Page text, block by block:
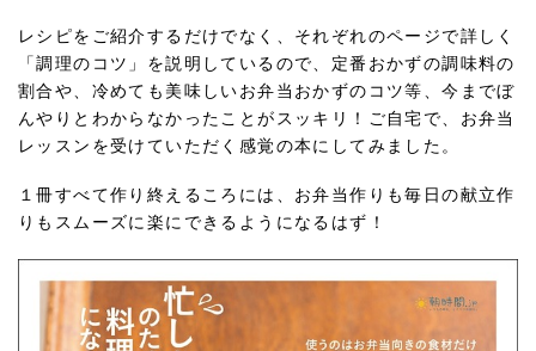
レシピをご紹介するだけでなく、それぞれのページで詳しく
「調理のコツ」を説明しているので、定番おかずの調味料の
割合や、冷めても美味しいお弁当おかずのコツ等、今までぼ
んやりとわからなかったことがスッキリ！ご自宅で、お弁当
レッスンを受けていただく感覚の本にしてみました。
１冊すべて作り終えるころには、お弁当作りも毎日の献立作
りもスムーズに楽にできるようになるはず！